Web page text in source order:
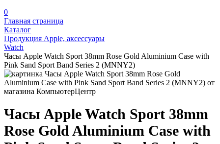
0
Главная страница
Каталог
Продукция Apple, аксессуары
Watch
Часы Apple Watch Sport 38mm Rose Gold Aluminium Case with
Pink Sand Sport Band Series 2 (MNNY2)
Часы Apple Watch Sport 38mm
Rose Gold Aluminium Case with